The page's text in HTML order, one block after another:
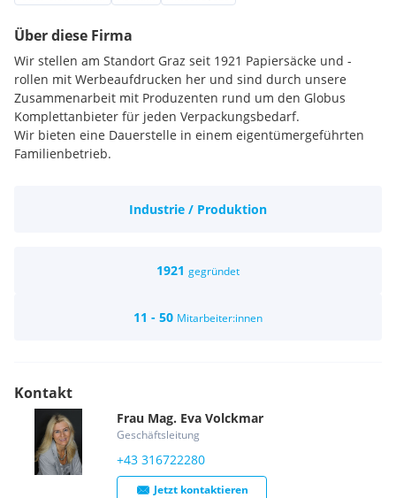
Über diese Firma
Wir stellen am Standort Graz seit 1921 Papiersäcke und -
rollen mit Werbeaufdrucken her und sind durch unsere
Zusammenarbeit mit Produzenten rund um den Globus
Komplettanbieter für jeden Verpackungsbedarf.
Wir bieten eine Dauerstelle in einem eigentümergeführten
Familienbetrieb.
Industrie / Produktion
1921 gegründet
11 - 50 Mitarbeiter:innen
Kontakt
Frau Mag. Eva Volckmar
Geschäftsleitung
+43 316722280
Jetzt kontaktieren